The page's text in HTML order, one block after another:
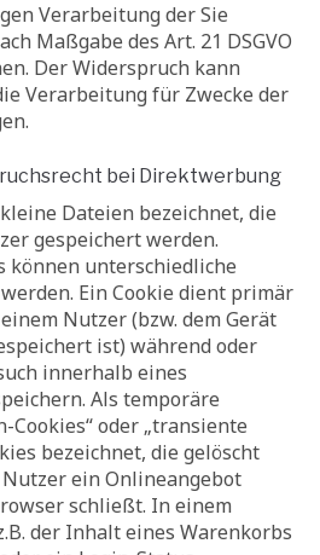
Verarbeitung der Sie
Maßgabe des Art. 21 DSGVO
Der Widerspruch kann
Verarbeitung für Zwecke der
bei Direktwerbung
Dateien bezeichnet, die
gespeichert werden.
können unterschiedliche
Ein Cookie dient primär
Nutzer (bzw. dem Gerät
ist) während oder
innerhalb eines
Als temporäre
Cookies“ oder „transiente
bezeichnet, die gelöscht
ein Onlineangebot
schließt. In einem
der Inhalt eines Warenkorbs